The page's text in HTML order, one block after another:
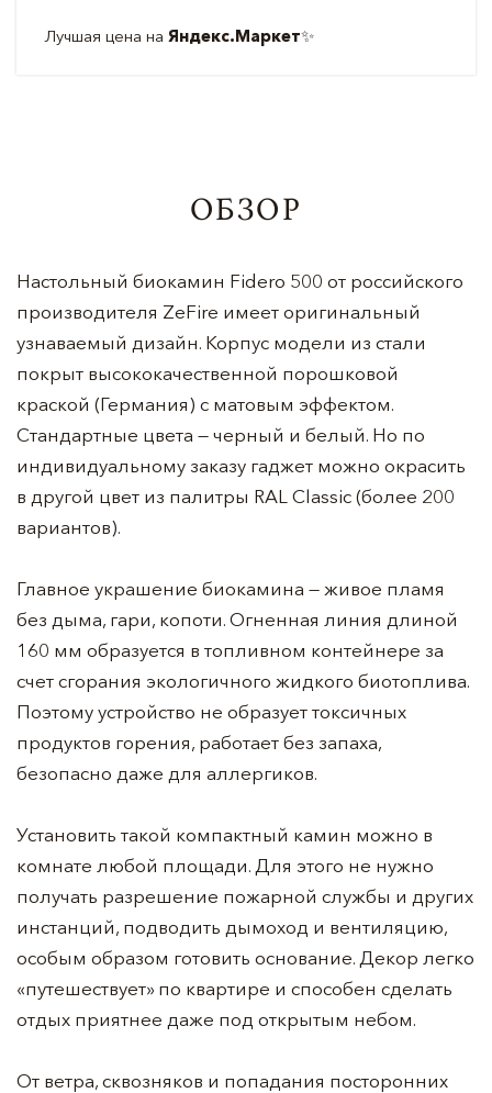
Лучшая цена на Яндекс.Маркет✨
ОБЗОР
Настольный биокамин Fidero 500 от российского
производителя ZeFire имеет оригинальный
узнаваемый дизайн. Корпус модели из стали
покрыт высококачественной порошковой
краской (Германия) с матовым эффектом.
Стандартные цвета — черный и белый. Но по
индивидуальному заказу гаджет можно окрасить
в другой цвет из палитры RAL Classic (более 200
вариантов).
Главное украшение биокамина — живое пламя
без дыма, гари, копоти. Огненная линия длиной
160 мм образуется в топливном контейнере за
счет сгорания экологичного жидкого биотоплива.
Поэтому устройство не образует токсичных
продуктов горения, работает без запаха,
безопасно даже для аллергиков.
Установить такой компактный камин можно в
комнате любой площади. Для этого не нужно
получать разрешение пожарной службы и других
инстанций, подводить дымоход и вентиляцию,
особым образом готовить основание. Декор легко
«путешествует» по квартире и способен сделать
отдых приятнее даже под открытым небом.
От ветра, сквозняков и попадания посторонних